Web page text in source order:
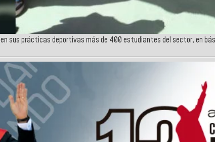
sus prácticas deportivas más de 400 estudiantes del sector, en